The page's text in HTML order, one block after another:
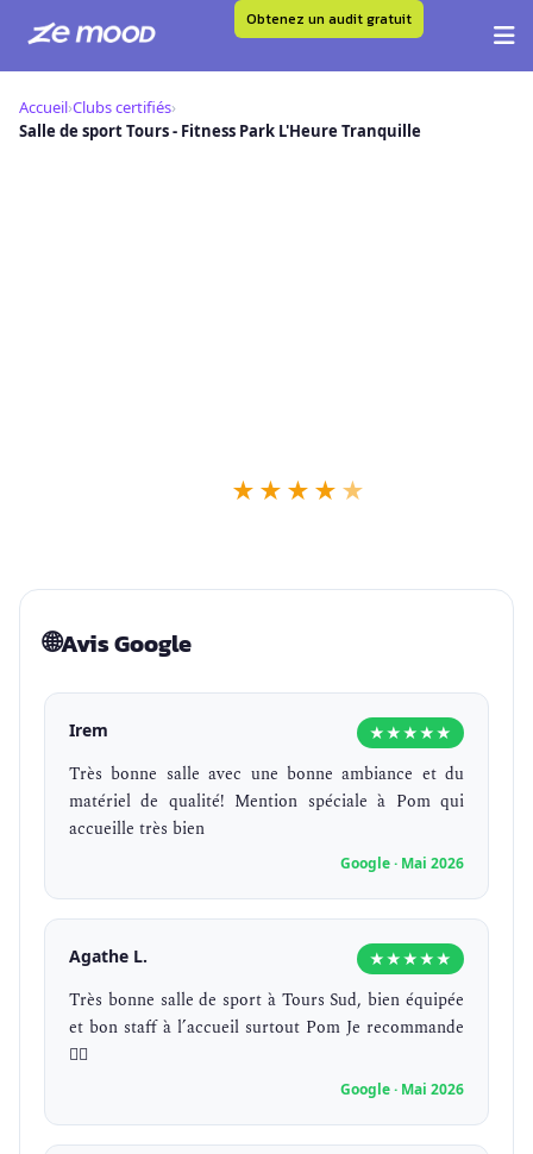
contenu
Obtenez un audit gratuit
Accueil›Clubs certifiés›
Salle de sport Tours - Fitness Park L'Heure Tranquille
★ ★ ★ ★ ★
🌐Avis Google
Irem ★★★★★
Très bonne salle avec une bonne ambiance et du
matériel de qualité! Mention spéciale à Pom qui
accueille très bien
Google · Mai 2026
Agathe L. ★★★★★
Très bonne salle de sport à Tours Sud, bien équipée
et bon staff à l’accueil surtout Pom Je recommande
👍🏼
Google · Mai 2026